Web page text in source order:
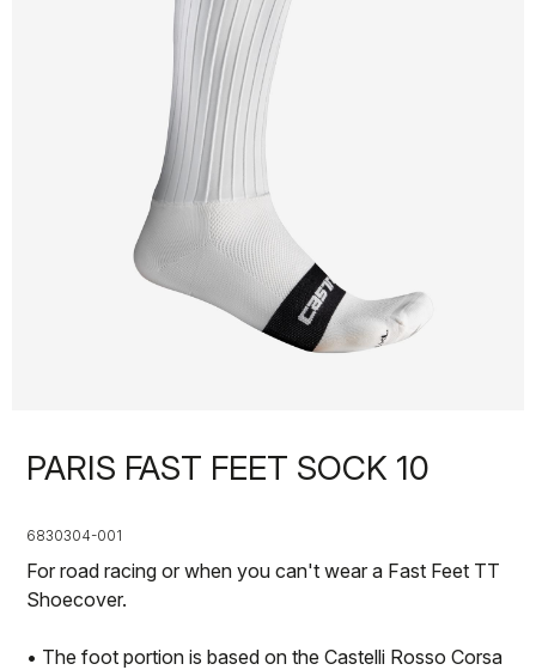
PARIS FAST FEET SOCK 10
6830304-001
For road racing or when you can't wear a Fast Feet TT
Shoecover.
• The foot portion is based on the Castelli Rosso Corsa